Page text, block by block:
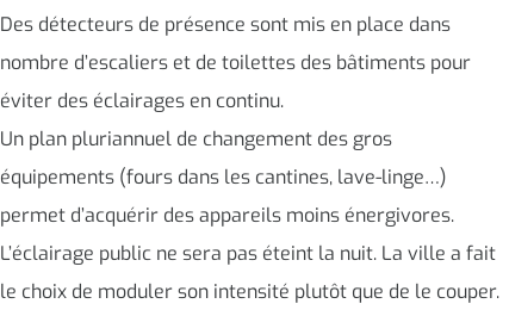
Des détecteurs de présence sont mis en place dans
nombre d’escaliers et de toilettes des bâtiments pour
éviter des éclairages en continu.
Un plan pluriannuel de changement des gros
équipements (fours dans les cantines, lave-linge…)
permet d’acquérir des appareils moins énergivores.
L’éclairage public ne sera pas éteint la nuit. La ville a fait
le choix de moduler son intensité plutôt que de le couper.